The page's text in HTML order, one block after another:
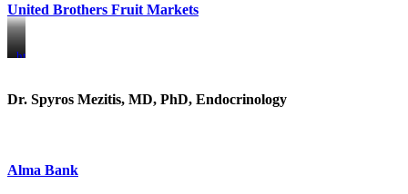
United Brothers Fruit Markets
https://www.unitedbrothersfruitmarkets.com/
https://www.unitedbrothersfruitmarkets.com/
Dr. Spyros Mezitis, MD, PhD, Endocrinology
Alma Bank